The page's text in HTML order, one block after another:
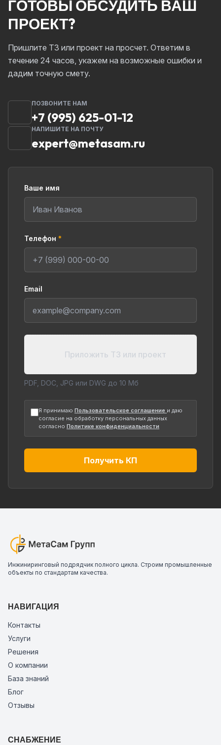
ГОТОВЫ ОБСУДИТЬ ВАШ
ПРОЕКТ?
Пришлите ТЗ или проект на просчет. Ответим в
течение 24 часов, укажем на возможные ошибки и
дадим точную смету.
ПОЗВОНИТЕ НАМ
+7 (995) 625-01-12
НАПИШИТЕ НА ПОЧТУ
expert@metasam.ru
Ваше имя
Телефон *
Email
Приложить ТЗ или проект
PDF, DOC, JPG или DWG до 10 Мб
Я принимаю Пользовательское соглашение и даю
согласие на обработку персональных данных
согласно Политике конфиденциальности
Получить КП
Инжиниринговый подрядчик полного цикла. Строим промышленные
объекты по стандартам качества.
НАВИГАЦИЯ
Контакты
Услуги
Решения
О компании
База знаний
Блог
Отзывы
СНАБЖЕНИЕ